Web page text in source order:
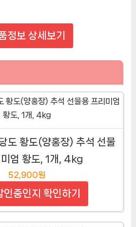
정보 상세보기
도 황도(양홍장) 추석 선물
엄 황도, 1개, 4kg
52,900원
인중인지 확인하기